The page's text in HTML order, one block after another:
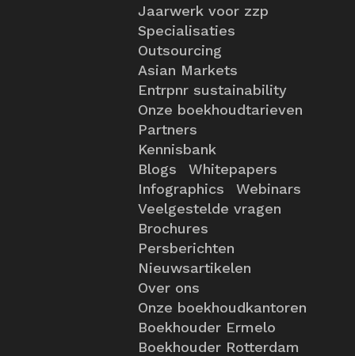
Jaarwerk voor zzp
Specialisaties
Outsourcing
Asian Markets
Entrpnr sustainability
Onze boekhoudtarieven
Partners
Kennisbank
Blogs
Whitepapers
Infographics
Webinars
Veelgestelde vragen
Brochures
Persberichten
Nieuwsartikelen
Over ons
Onze boekhoudkantoren
Boekhouder Ermelo
Boekhouder Rotterdam